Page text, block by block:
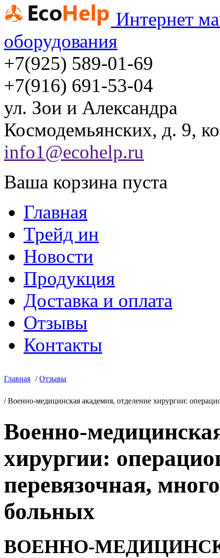
Интернет
оборудования
+7(925) 589-01-69
+7(916) 691-53-04
ул. Зои и Александра
Космодемьянских, д. 9,
info1@ecohelp.ru
Ваша корзина пуста
Главная
Трейд ин
Новости
Продукция
Доставка и оплата
Отзывы
Контакты
Главная /Отзывы
/Военно-медицинская академия, отделение хирургии:
Военно-
хирургии:
перевязочная,
больных
ВОЕННО-